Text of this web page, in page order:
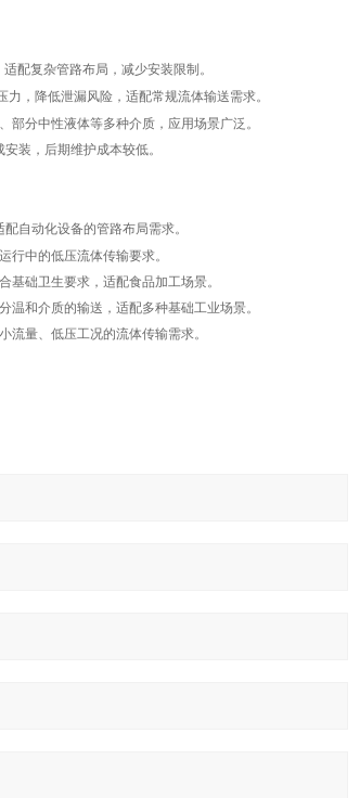
配复杂管路布局，减少安装限制。
力，降低泄漏风险，适配常规流体输送需求。
分中性液体等多种介质，应用场景广泛。
装，后期维护成本较低。
自动化设备的管路布局需求。
行中的低压流体传输要求。
础卫生要求，适配食品加工场景。
和介质的输送，适配多种基础工业场景。
量、低压工况的流体传输需求。